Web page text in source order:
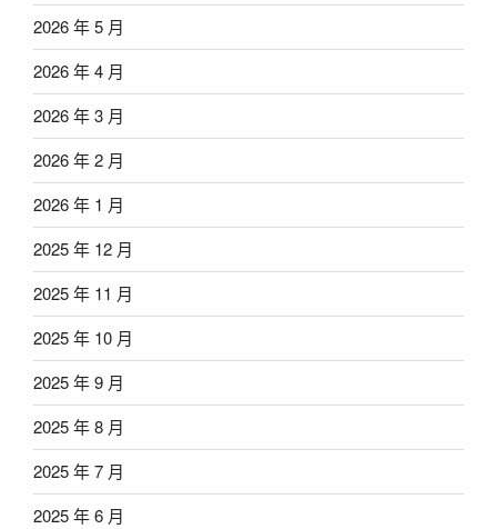
2026 年 5 月
2026 年 4 月
2026 年 3 月
2026 年 2 月
2026 年 1 月
2025 年 12 月
2025 年 11 月
2025 年 10 月
2025 年 9 月
2025 年 8 月
2025 年 7 月
2025 年 6 月